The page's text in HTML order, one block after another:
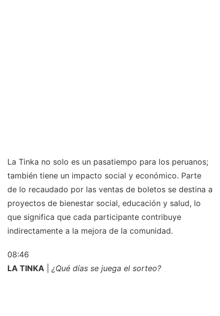
La Tinka no solo es un pasatiempo para los peruanos;
también tiene un impacto social y económico. Parte
de lo recaudado por las ventas de boletos se destina a
proyectos de bienestar social, educación y salud, lo
que significa que cada participante contribuye
indirectamente a la mejora de la comunidad.
08:46
LA TINKA
¿Qué días se juega el sorteo?